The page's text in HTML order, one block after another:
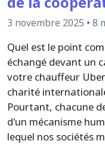
3 novembre 2025 • 8
Quel est le point
échangé devant un
votre chauffeur
charité
Pourtant, chacune
d'un mécanisme
lequel nos sociétés